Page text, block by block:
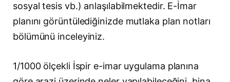
sosyal tesis vb.) anlaşılabilmektedir. E-İmar
planını görüntülediğinizde mutlaka plan notları
bölümünü inceleyiniz.
1/1000 ölçekli İspir e-imar uygulama planına